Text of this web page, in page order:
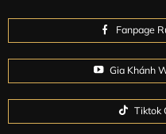
Fanpage
Gia Khánh
Tiktok